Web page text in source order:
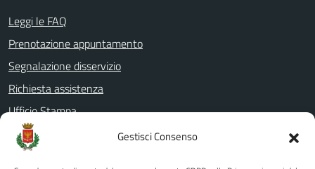
Gestisci Consenso
Leggi le FAQ
Prenotazione appuntamento
Segnalazione disservizio
Richiesta assistenza
Ufficio Stampa
Amministrazione Trasparente
Albo pretorio